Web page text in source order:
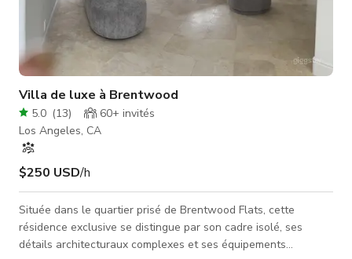
Villa de luxe à Brentwood
5.0 (13) 60+ invités
Los Angeles, CA
$250 USD/h
Située dans le quartier prisé de Brentwood Flats, cette
résidence exclusive se distingue par son cadre isolé, ses
détails architecturaux complexes et ses équipements